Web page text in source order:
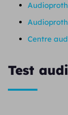
Centre
Test